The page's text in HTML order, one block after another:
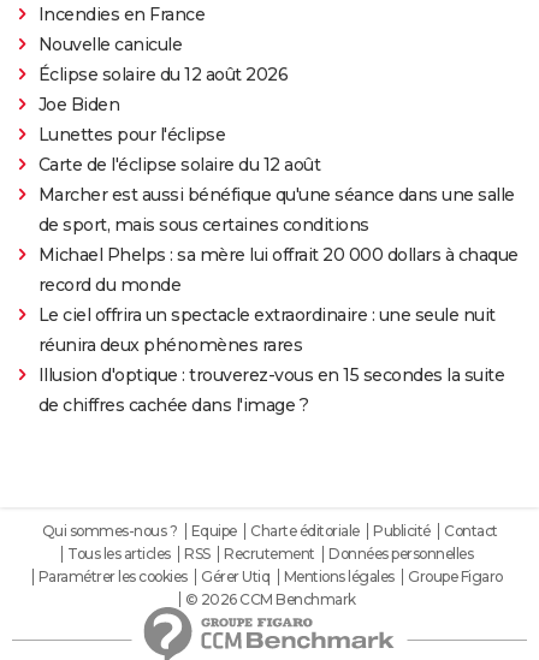
Incendies en France
Nouvelle canicule
Éclipse solaire du 12 août 2026
Joe Biden
Lunettes pour l'éclipse
Carte de l'éclipse solaire du 12 août
Marcher est aussi bénéfique qu'une séance dans une salle
de sport, mais sous certaines conditions
Michael Phelps : sa mère lui offrait 20 000 dollars à chaque
record du monde
Le ciel offrira un spectacle extraordinaire : une seule nuit
réunira deux phénomènes rares
Illusion d'optique : trouverez-vous en 15 secondes la suite
de chiffres cachée dans l'image ?
Qui sommes-nous ? Equipe Charte éditoriale Publicité
Contact
Tous les articles
RSS Recrutement
Données personnelles
Paramétrer les cookies
Gérer Utiq Mentions légales
Groupe Figaro
© 2026 CCM Benchmark